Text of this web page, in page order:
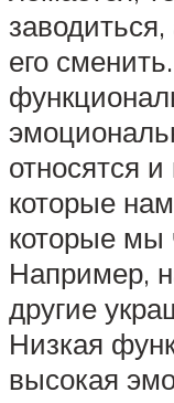
его
относятся
которые
которые мы
Например,
другие
Низкая
высокая